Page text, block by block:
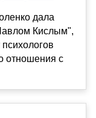
дала
Кислым",
психологов
отношения с